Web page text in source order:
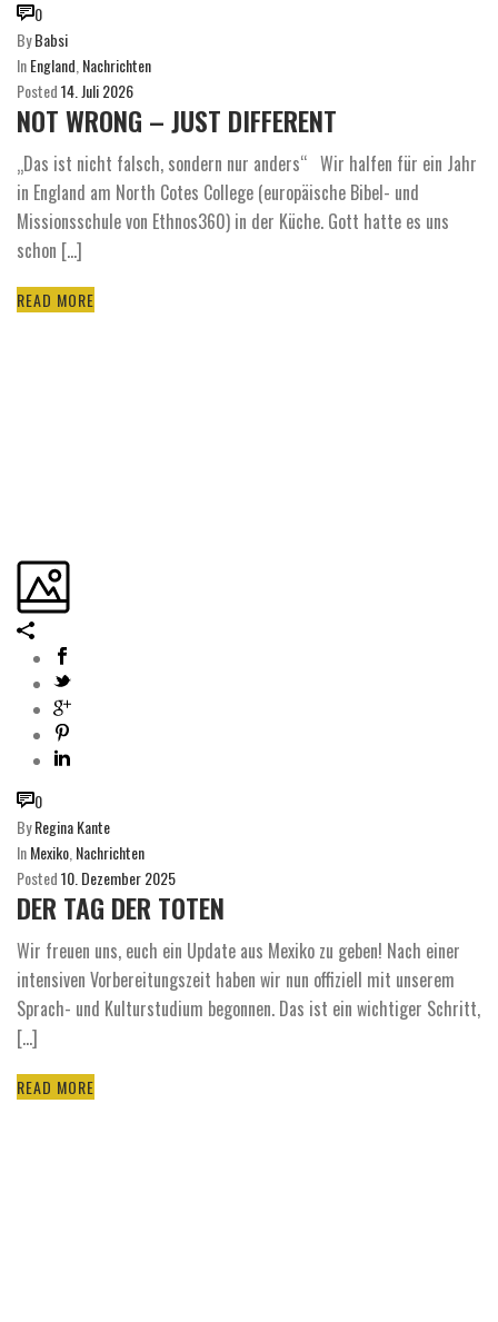
0
ByBabsi
InEngland,Nachrichten
Posted14. Juli 2026
NOT WRONG – JUST DIFFERENT
„Das ist nicht falsch, sondern nur anders“ Wir halfen für ein Jahr
in England am North Cotes College (europäische Bibel- und
Missionsschule von Ethnos360) in der Küche. Gott hatte es uns
schon [...]
READ MORE
0
ByRegina Kante
InMexiko Nachrichten
Posted10. Dezember 2025
DER TAG DER TOTEN
Wir freuen uns, euch ein Update aus Mexiko zu geben! Nach einer
intensiven Vorbereitungszeit haben wir nun offiziell mit unserem
Sprach- und Kulturstudium begonnen. Das ist ein wichtiger Schritt,
[...]
READ MORE